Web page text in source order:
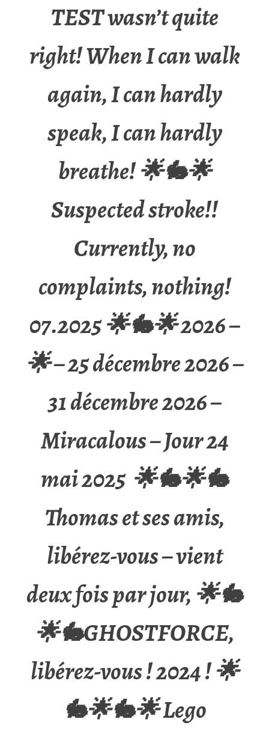
TEST wasn’t quite
right! When I can walk
again, I can hardly
speak, I can hardly
breathe! 🌟🐇🌟
Suspected stroke!!
Currently, no
complaints, nothing!
07.2025 🌟🐇🌟 2026 –
🌟 – 25 décembre 2026 –
31 décembre 2026 –
Miracalous – Jour 24
mai 2025 🌟🐇🌟🐇
Thomas et ses amis,
libérez-vous – vient
deux fois par jour, 🌟🐇
🌟🐇GHOSTFORCE,
libérez-vous ! 2024 ! 🌟
🐇🌟🐇🌟 Lego